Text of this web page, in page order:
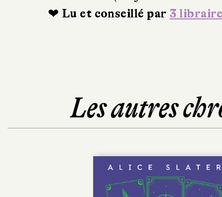
❤ Lu et conseillé par 3
Les autres